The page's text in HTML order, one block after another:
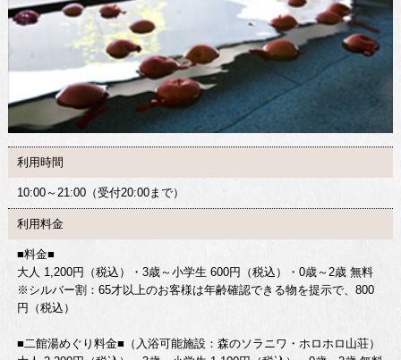
利用時間
10:00～21:00（受付20:00まで）
利用料金
■料金■
大人 1,200円（税込）・3歳～小学生 600円（税込）・0歳～2歳 無料
※シルバー割：65才以上のお客様は年齢確認できる物を提示で、800
円（税込）
■二館湯めぐり料金■（入浴可能施設：森のソラニワ・ホロホロ山荘）